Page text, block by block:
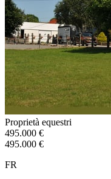
Proprietà equestri
495.000 €
495.000 €
FR